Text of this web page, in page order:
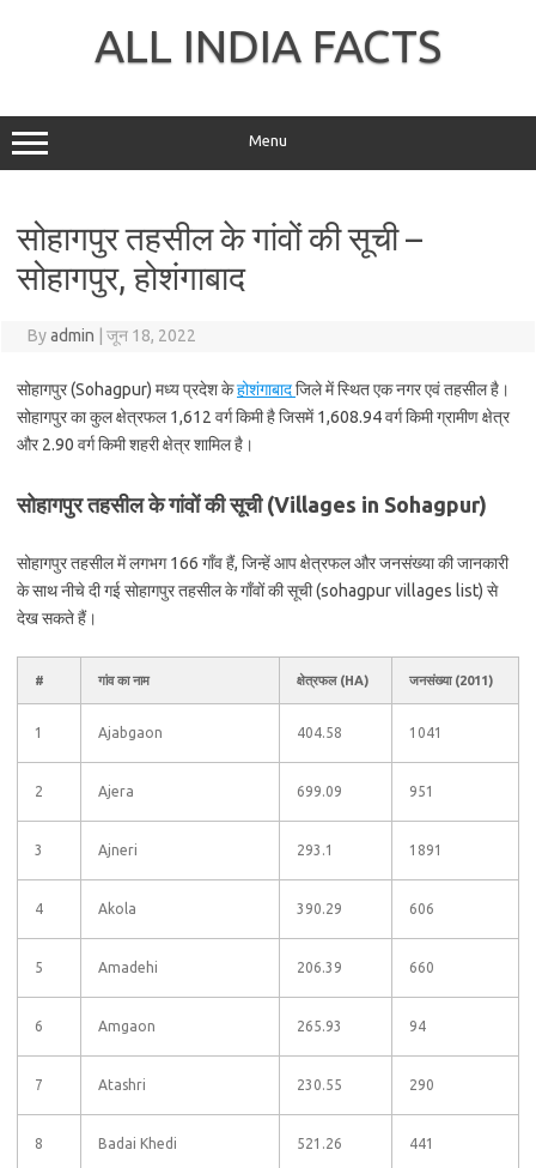
ALL INDIA FACTS
Menu
सोहागपुर तहसील के गांवों की सूची –
सोहागपुर, होशंगाबाद
Byadmin जून 18, 2022
सोहागपुर (Sohagpur) मध्य प्रदेश केहोशंगाबादजिले में स्थित एक नगर एवं तहसील है।
सोहागपुर का कुल क्षेत्रफल 1,612 वर्ग किमी है जिसमें 1,608.94 वर्ग किमी ग्रामीण क्षेत्र
और 2.90 वर्ग किमी शहरी क्षेत्र शामिल है।
सोहागपुर तहसील के गांवों की सूची (Villages in Sohagpur)
सोहागपुर तहसील में लगभग 166 गाँव हैं, जिन्हें आप क्षेत्रफल और जनसंख्या की जानकारी
के साथ नीचे दी गई सोहागपुर तहसील के गाँवों की सूची (sohagpur villages list) से
देख सकते हैं।
# गांव का नाम क्षेत्रफल (HA) जनसंख्या (2011)
1 Ajabgaon 404.58 1041
2 Ajera 699.09 951
3 Ajneri 293.1 1891
4 Akola 390.29 606
5 Amadehi 206.39 660
6 Amgaon 265.93 94
7 Atashri 230.55 290
8 Badai Khedi 521.26 441